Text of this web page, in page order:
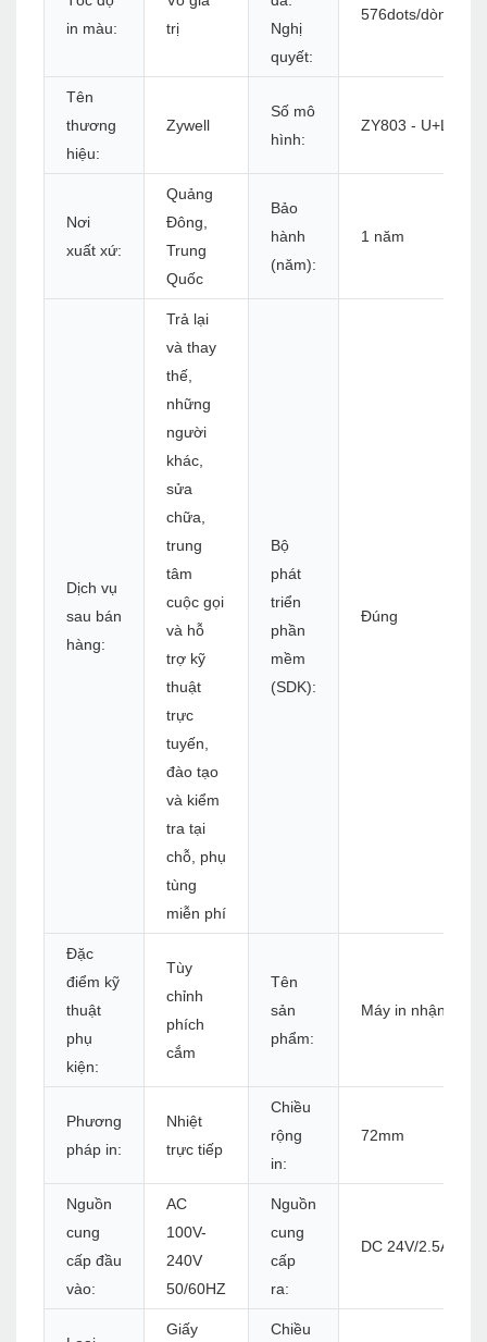
in màu:
trị
Nghị
quyết:
576dots/dòng
Tên
thương
hiệu:
Zywell
Số mô
hình:
ZY803 - U+L
Nơi
xuất xứ:
Quảng
Đông,
Trung
Quốc
Bảo
hành
(năm):
1 năm
Dịch vụ
sau bán
hàng:
Trả lại
và thay
thế,
những
người
khác,
sửa
chữa,
trung
tâm
cuộc gọi
và hỗ
trợ kỹ
thuật
trực
tuyến,
đào tạo
và kiểm
tra tại
chỗ, phụ
tùng
miễn phí
Bộ
phát
triển
phần
mềm
(SDK):
Đúng
Đặc
điểm kỹ
thuật
phụ
kiện:
Tùy
chỉnh
phích
cắm
Tên
sản
phẩm:
Máy in nhận
Phương
pháp in:
Nhiệt
trực tiếp
Chiều
rộng
in:
72mm
Nguồn
cung
cấp đầu
vào:
AC
100V-
240V
50/60HZ
Nguồn
cung
cấp
ra:
DC 24V/2.5A
Giấy
Chiều